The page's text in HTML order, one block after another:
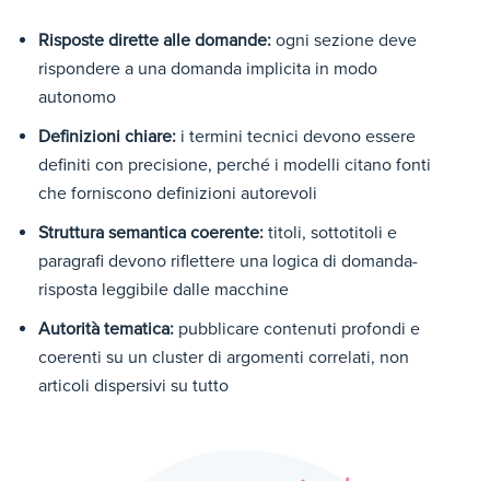
Risposte dirette alle domande: ogni sezione deve
rispondere a una domanda implicita in modo
autonomo
Definizioni chiare: i termini tecnici devono essere
definiti con precisione, perché i modelli citano fonti
che forniscono definizioni autorevoli
Struttura semantica coerente: titoli, sottotitoli e
paragrafi devono riflettere una logica di domanda-
risposta leggibile dalle macchine
Autorità tematica: pubblicare contenuti profondi e
coerenti su un cluster di argomenti correlati, non
articoli dispersivi su tutto